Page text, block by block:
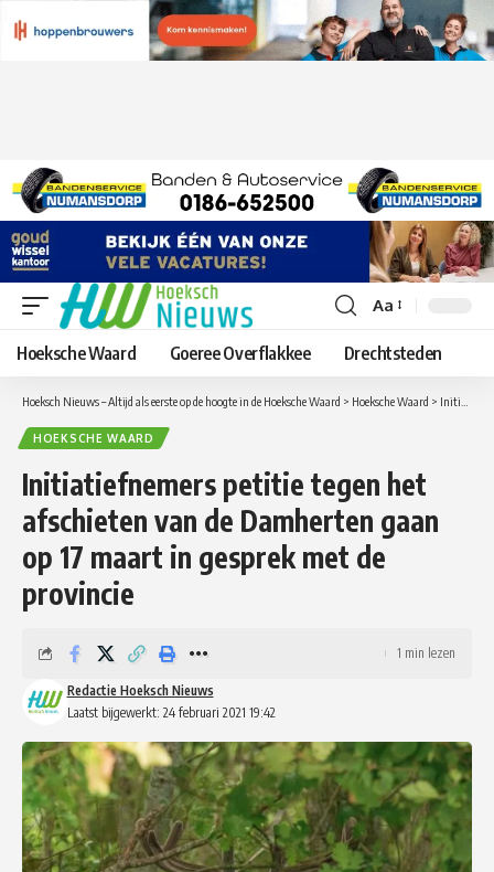
Lettergrootte
aanpassen
Aa
Hoeksche Waard Goeree Overflakkee Drechtsteden
Hoeksch Nieuws – Altijd als eerste op de hoogte in de Hoeksche Waard > Hoeksche Waard > Initiatiefnemers petitie tegen het afschieten van de Damherten gaan op 17 maart in gesprek met de provincie
HOEKSCHE WAARD
Initiatiefnemers petitie tegen het
afschieten van de Damherten gaan
op 17 maart in gesprek met de
provincie
Laatst bijgewerkt: 24 februari 2021 19:42
Redactie Hoeksch Nieuws
1 min lezen